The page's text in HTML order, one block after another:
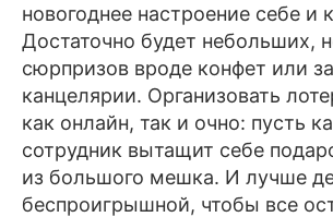
новогоднее настроение себе и
Достаточно будет небольших,
сюрпризов вроде конфет или
канцелярии. Организовать
как онлайн, так и очно: пусть
сотрудник вытащит себе
из большого мешка. И лучше
беспроигрышной, чтобы все